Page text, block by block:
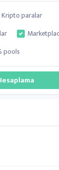
Kripto paralar
pools